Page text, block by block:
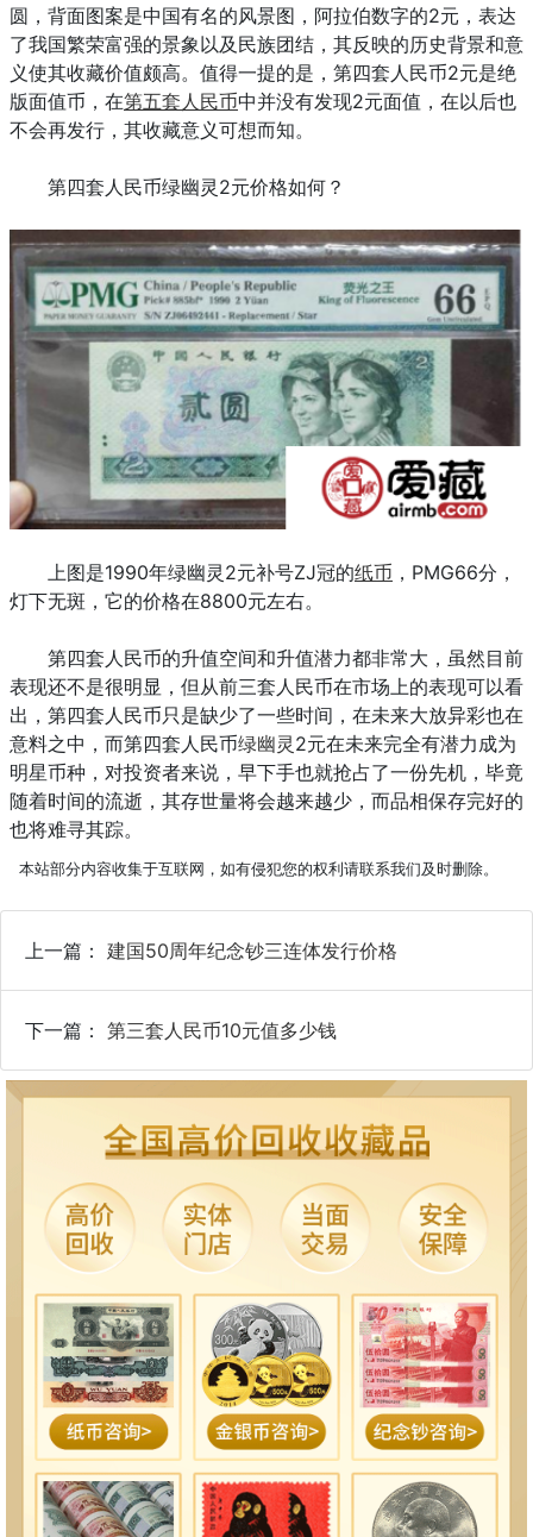
圆，背面图案是中国有名的风景图，阿拉伯数字的2元，表达
了我国繁荣富强的景象以及民族团结，其反映的历史背景和意
义使其收藏价值颇高。值得一提的是，第四套人民币2元是绝
版面值币，在第五套人民币中并没有发现2元面值，在以后也
不会再发行，其收藏意义可想而知。
第四套人民币绿幽灵2元价格如何？
上图是1990年绿幽灵2元补号ZJ冠的纸币 ，PMG66分，
灯下无斑，它的价格在8800元左右。
第四套人民币的升值空间和升值潜力都非常大，虽然目前
表现还不是很明显，但从前三套人民币在市场上的表现可以看
出，第四套人民币只是缺少了一些时间，在未来大放异彩也在
意料之中，而第四套人民币绿幽灵 2元在未来完全有潜力成为
明星币种，对投资者来说，早下手也就抢占了一份先机，毕竟
随着时间的流逝，其存世量将会越来越少，而品相保存完好的
也将难寻其踪。
本站部分内容收集于互联网，如有侵犯您的权利请联系我们及时删除。
上一篇： 建国50周年纪念钞三连体发行价格
下一篇： 第三套人民币10元值多少钱